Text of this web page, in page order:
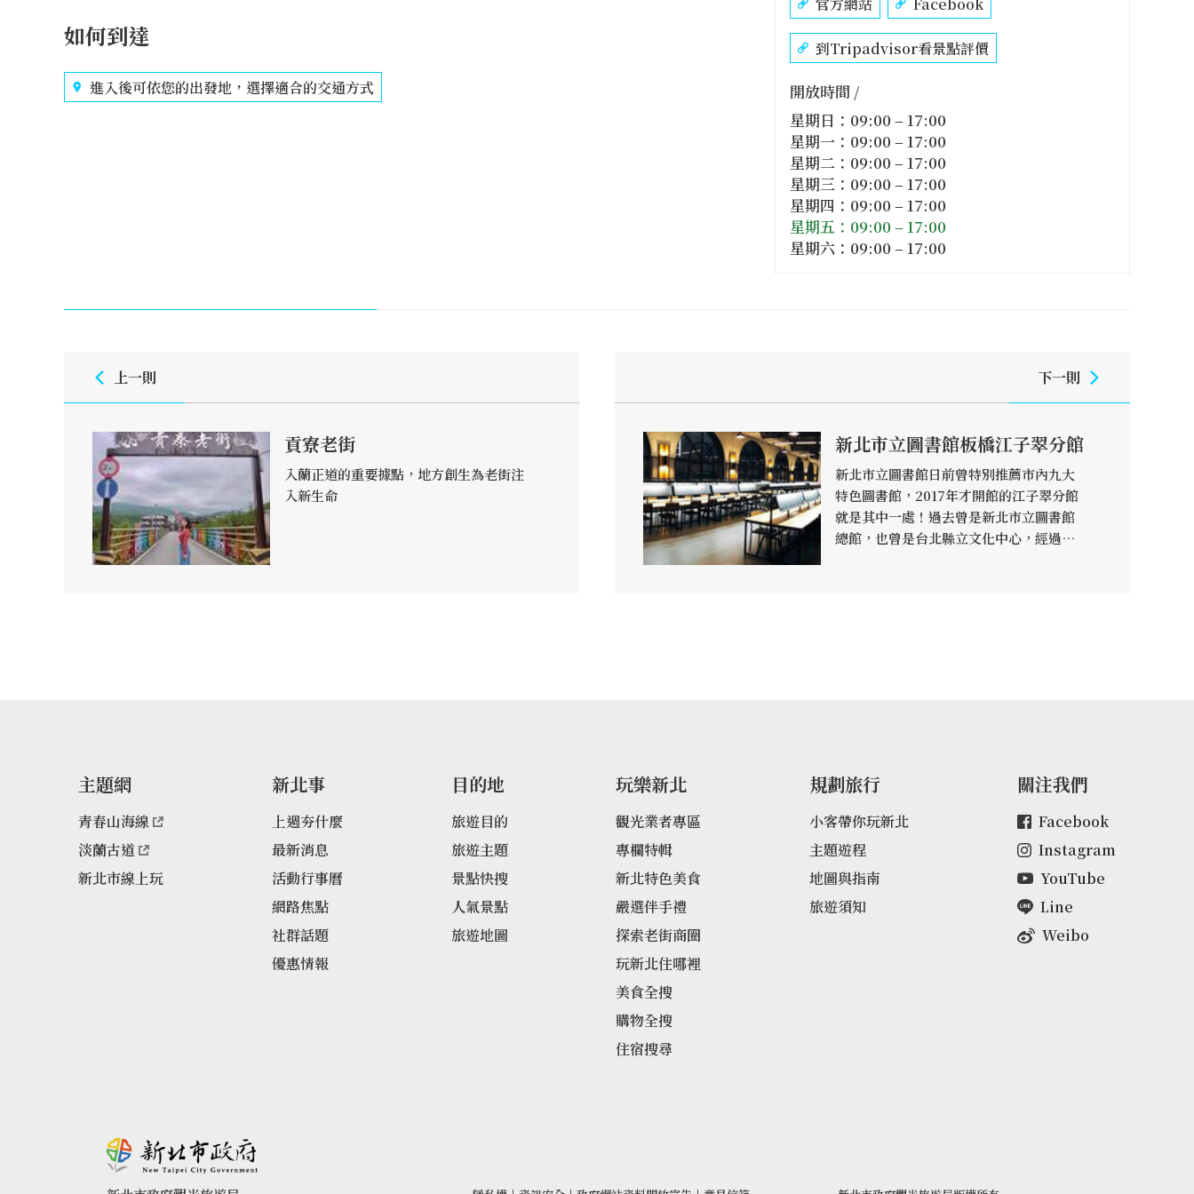
如何到達
進入後可依您的出發地，選擇適合的交通方式
到Tripadvisor看景點評價
開放時間 /
星期日：09:00 – 17:00
星期一：09:00 – 17:00
星期二：09:00 – 17:00
星期三：09:00 – 17:00
星期四：09:00 – 17:00
星期五：09:00 – 17:00
星期六：09:00 – 17:00
上一則
貢寮老街
入蘭正道的重要據點，地方創生為老街注
入新生命
下一則
新北市立圖書館板橋江子翠分館
新北市立圖書館日前曾特別推薦市內九大
特色圖書館，2017年才開館的江子翠分館
就是其中一處！過去曾是新北市立圖書館
總館，也曾是台北縣立文化中心，經過改
主題網
青春山海線
淡蘭古道
新北市線上玩
新北事
上週夯什麼
最新消息
活動行事曆
網路焦點
社群話題
優惠情報
目的地
旅遊目的
旅遊主題
景點快搜
人氣景點
旅遊地圖
玩樂新北
觀光業者專區
專欄特輯
新北特色美食
嚴選伴手禮
探索老街商圈
玩新北住哪裡
美食全搜
購物全搜
住宿搜尋
規劃旅行
小客帶你玩新北
主題遊程
地圖與指南
旅遊須知
關注我們
Facebook
Instagram
YouTube
Line
Weibo